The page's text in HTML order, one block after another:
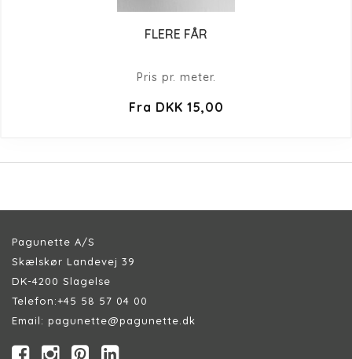
FLERE FÅR
Pris pr. meter.
Fra DKK 15,00
Pagunette A/S
Skælskør Landevej 39
DK-4200 Slagelse
Telefon:+45 58 57 04 00
Email: pagunette@pagunette.dk